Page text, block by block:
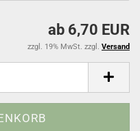
ab 6,70 EUR
zzgl. 19% MwSt. zzgl. Versand